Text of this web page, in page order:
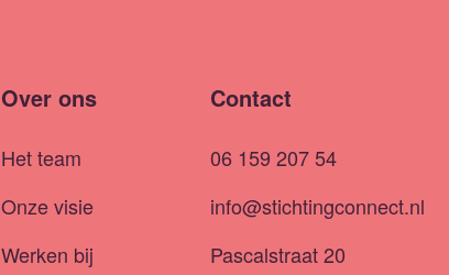
Over ons
Het team
Onze visie
Werken bij
Contact
06 159 207 54
info@stichtingconnect.nl
Pascalstraat 20